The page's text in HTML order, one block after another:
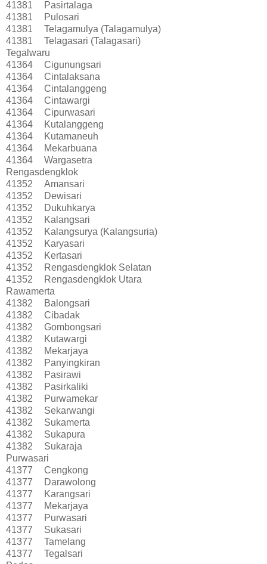
41381
Pasirtalaga
41381
Pulosari
41381
Telagamulya (Talagamulya)
41381
Telagasari (Talagasari)
Tegalwaru
41364
Cigunungsari
41364
Cintalaksana
41364
Cintalanggeng
41364
Cintawargi
41364
Cipurwasari
41364
Kutalanggeng
41364
Kutamaneuh
41364
Mekarbuana
41364
Wargasetra
Rengasdengklok
41352
Amansari
41352
Dewisari
41352
Dukuhkarya
41352
Kalangsari
41352
Kalangsurya (Kalangsuria)
41352
Karyasari
41352
Kertasari
41352
Rengasdengklok Selatan
41352
Rengasdengklok Utara
Rawamerta
41382
Balongsari
41382
Cibadak
41382
Gombongsari
41382
Kutawargi
41382
Mekarjaya
41382
Panyingkiran
41382
Pasirawi
41382
Pasirkaliki
41382
Purwamekar
41382
Sekarwangi
41382
Sukamerta
41382
Sukapura
41382
Sukaraja
Purwasari
41377
Cengkong
41377
Darawolong
41377
Karangsari
41377
Mekarjaya
41377
Purwasari
41377
Sukasari
41377
Tamelang
41377
Tegalsari